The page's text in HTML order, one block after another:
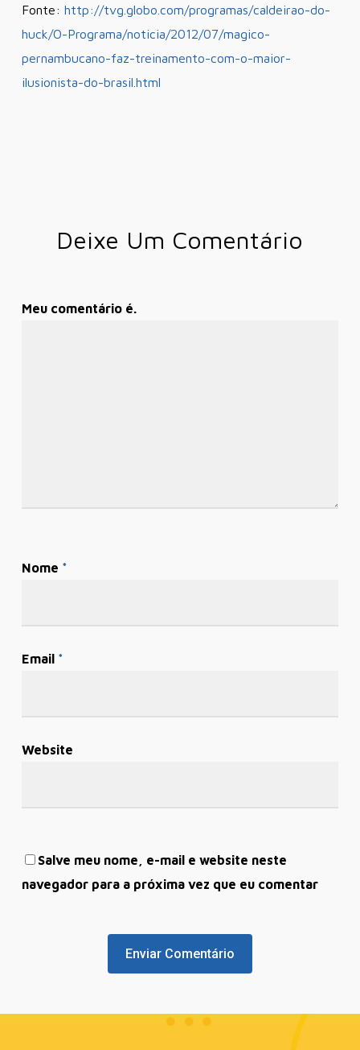
Fonte: http://tvg.globo.com/programas/caldeirao-do-
huck/O-Programa/noticia/2012/07/magico-
pernambucano-faz-treinamento-com-o-maior-
ilusionista-do-brasil.html
Deixe Um Comentário
Meu comentário é.
Nome *
Email *
Website
Salve meu nome, e-mail e website neste
navegador para a próxima vez que eu comentar